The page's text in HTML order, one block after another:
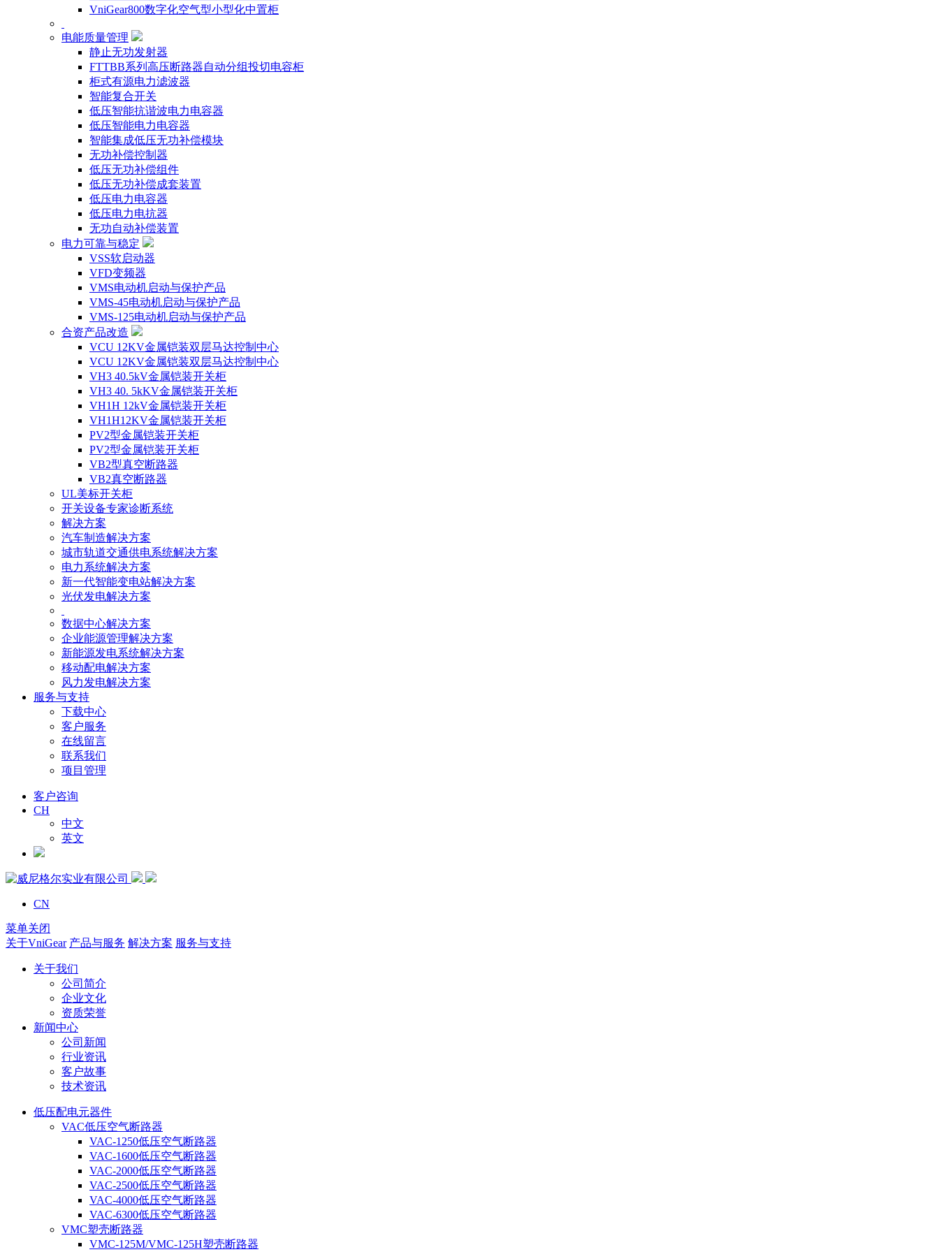
VniGear800数字化空气型小型化中置柜
电能质量管理
静止无功发射器
FTTBB系列高压断路器自动分组投切电容柜
柜式有源电力滤波器
智能复合开关
低压智能抗谐波电力电容器
低压智能电力电容器
智能集成低压无功补偿模块
无功补偿控制器
低压无功补偿组件
低压无功补偿成套装置
低压电力电容器
低压电力电抗器
无功自动补偿装置
电力可靠与稳定
VSS软启动器
VFD变频器
VMS电动机启动与保护产品
VMS-45电动机启动与保护产品
VMS-125电动机启动与保护产品
合资产品改造
VCU 12KV金属铠装双层马达控制中心
VCU 12KV金属铠装双层马达控制中心
VH3 40.5kV金属铠装开关柜
VH3 40. 5kKV金属铠装开关柜
VH1H 12kV金属铠装开关柜
VH1H12KV金属铠装开关柜
PV2型金属铠装开关柜
PV2型金属铠装开关柜
VB2型真空断路器
VB2真空断路器
UL美标开关柜
开关设备专家诊断系统
解决方案
汽车制造解决方案
城市轨道交通供电系统解决方案
电力系统解决方案
新一代智能变电站解决方案
光伏发电解决方案
数据中心解决方案
企业能源管理解决方案
新能源发电系统解决方案
移动配电解决方案
风力发电解决方案
服务与支持
下载中心
客户服务
在线留言
联系我们
项目管理
客户咨询
CH
中文
英文
CN
菜单关闭
关于VniGear 产品与服务 解决方案 服务与支持
关于我们
公司简介
企业文化
资质荣誉
新闻中心
公司新闻
行业资讯
客户故事
技术资讯
低压配电元器件
VAC低压空气断路器
VAC-1250低压空气断路器
VAC-1600低压空气断路器
VAC-2000低压空气断路器
VAC-2500低压空气断路器
VAC-4000低压空气断路器
VAC-6300低压空气断路器
VMC塑壳断路器
VMC-125M/VMC-125H塑壳断路器